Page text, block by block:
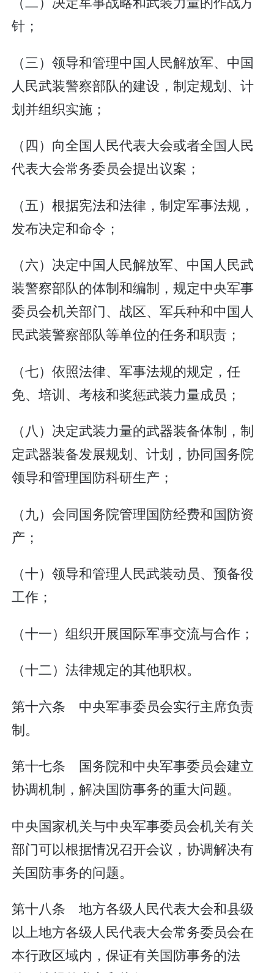
针；
（三）领导和管理中国人民解放军、中国
人民武装警察部队的建设，制定规划、计
划并组织实施；
（四）向全国人民代表大会或者全国人民
代表大会常务委员会提出议案；
（五）根据宪法和法律，制定军事法规，
发布决定和命令；
（六）决定中国人民解放军、中国人民武
装警察部队的体制和编制，规定中央军事
委员会机关部门、战区、军兵种和中国人
民武装警察部队等单位的任务和职责；
（七）依照法律、军事法规的规定，任
免、培训、考核和奖惩武装力量成员；
（八）决定武装力量的武器装备体制，制
定武器装备发展规划、计划，协同国务院
领导和管理国防科研生产；
（九）会同国务院管理国防经费和国防资
产；
（十）领导和管理人民武装动员、预备役
工作；
（十一）组织开展国际军事交流与合作；
（十二）法律规定的其他职权。
第十六条 中央军事委员会实行主席负责
制。
第十七条 国务院和中央军事委员会建立
协调机制，解决国防事务的重大问题。
中央国家机关与中央军事委员会机关有关
部门可以根据情况召开会议，协调解决有
关国防事务的问题。
第十八条 地方各级人民代表大会和县级
以上地方各级人民代表大会常务委员会在
本行政区域内，保证有关国防事务的法